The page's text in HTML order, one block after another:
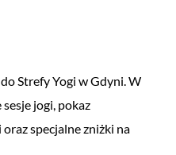
Strefy Yogi w Gdyni. W
jogi, pokaz
specjalne zniżki na